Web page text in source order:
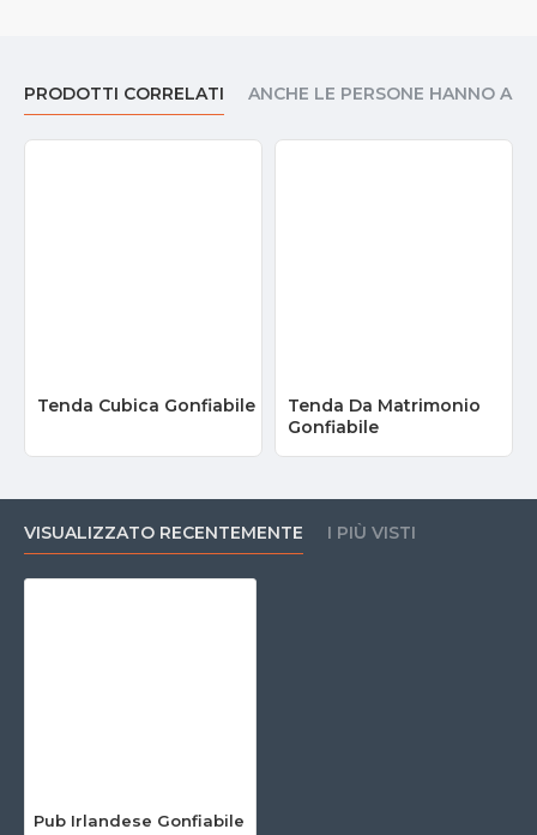
PRODOTTI CORRELATI ANCHE LE PERSONE HANNO
Tenda Cubica Gonfiabile
Tenda Da Matrimonio
Gonfiabile
VISUALIZZATO RECENTEMENTE I PIÙ VISTI
Pub Irlandese Gonfiabile